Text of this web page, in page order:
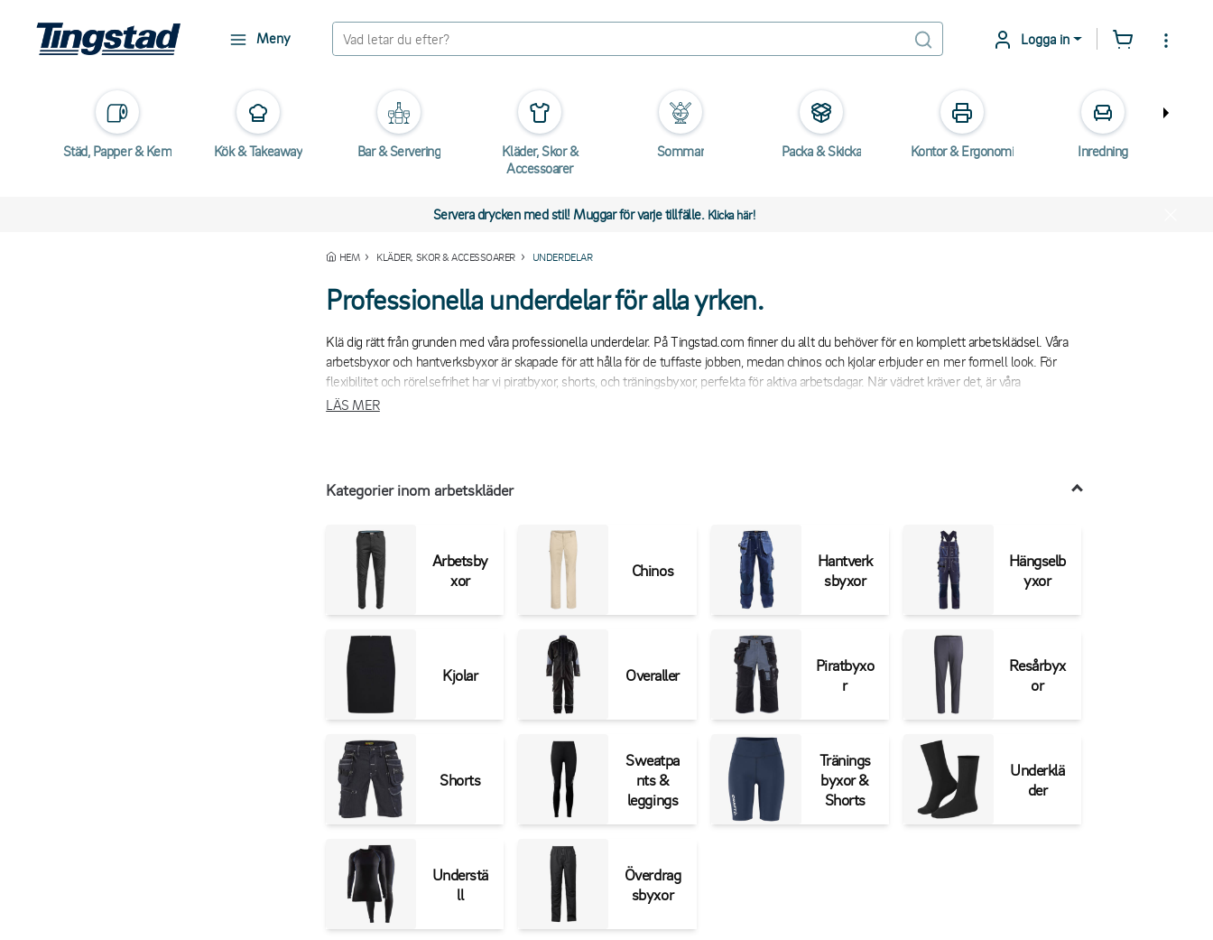
Meny Logga in
Städ, Papper & Kem Kök & Takeaway Bar & Servering
Kläder, Skor &
Accessoarer
Sommar Packa & Skicka Kontor & Ergonomi Inredning
Servera drycken med stil! Muggar för varje tillfälle. Klicka här!
HEM KLÄDER, SKOR & ACCESSOARER UNDERDELAR
Professionella underdelar för alla yrken.
Klä dig rätt från grunden med våra professionella underdelar. På Tingstad.com finner du allt du behöver för en komplett arbetsklädsel. Våra
arbetsbyxor och hantverksbyxor är skapade för att hålla för de tuffaste jobben, medan chinos och kjolar erbjuder en mer formell look. För
flexibilitet och rörelsefrihet har vi piratbyxor, shorts, och träningsbyxor, perfekta för aktiva arbetsdagar. När vädret kräver det, är våra
överdragsbyxor och vinteranpassade hängselbyxor idealiska för att hålla kylan ute. Och för den ultimata basen har vi underställ och
LÄS MER
Kategorier inom arbetskläder
Arbetsby
xor
Chinos
Hantverk
sbyxor
Hängselb
yxor
Kjolar Overaller
Piratbyxo
r
Resårbyx
or
Shorts
Sweatpa
nts &
leggings
Tränings
byxor &
Shorts
Underklä
der
Understä
ll
Överdrag
sbyxor